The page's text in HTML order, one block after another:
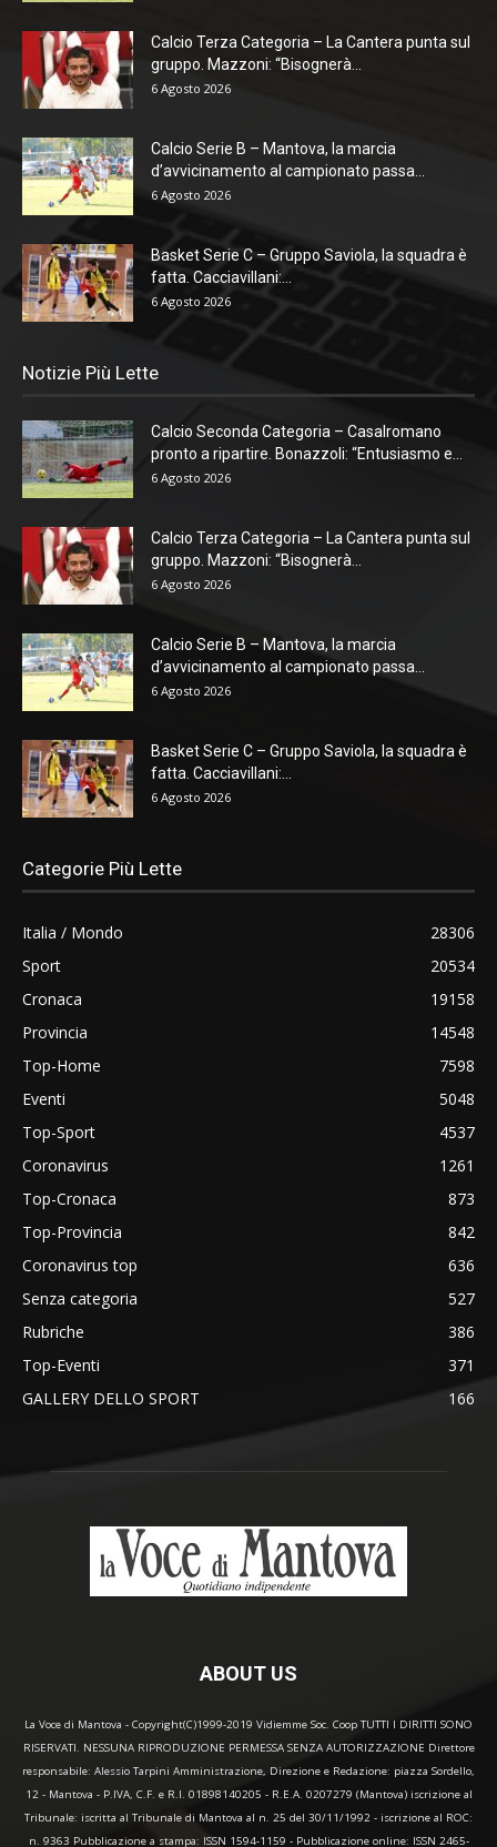
Calcio Terza Categoria – La Cantera punta sul
gruppo. Mazzoni: “Bisognerà...
6 Agosto 2026
Calcio Serie B – Mantova, la marcia
d’avvicinamento al campionato passa...
6 Agosto 2026
Basket Serie C – Gruppo Saviola, la squadra è
fatta. Cacciavillani:...
6 Agosto 2026
Notizie Più Lette
Calcio Seconda Categoria – Casalromano
pronto a ripartire. Bonazzoli: “Entusiasmo e...
6 Agosto 2026
Calcio Terza Categoria – La Cantera punta sul
gruppo. Mazzoni: “Bisognerà...
6 Agosto 2026
Calcio Serie B – Mantova, la marcia
d’avvicinamento al campionato passa...
6 Agosto 2026
Basket Serie C – Gruppo Saviola, la squadra è
fatta. Cacciavillani:...
6 Agosto 2026
Categorie Più Lette
Italia / Mondo
28306
Sport
20534
Cronaca
19158
Provincia
14548
Top-Home
7598
Eventi
5048
Top-Sport
4537
Coronavirus
1261
Top-Cronaca
873
Top-Provincia
842
Coronavirus top
636
Senza categoria
527
Rubriche
386
Top-Eventi
371
GALLERY DELLO SPORT
166
ABOUT US
La Voce di Mantova - Copyright(C)1999-2019 Vidiemme Soc. Coop TUTTI I DIRITTI SONO
RISERVATI. NESSUNA RIPRODUZIONE PERMESSA SENZA AUTORIZZAZIONE Direttore
responsabile: Alessio Tarpini Amministrazione, Direzione e Redazione: piazza Sordello,
12 - Mantova - P.IVA, C.F. e R.I. 01898140205 - R.E.A. 0207279 (Mantova) iscrizione al
Tribunale: iscritta al Tribunale di Mantova al n. 25 del 30/11/1992 - iscrizione al ROC:
n. 9363 Pubblicazione a stampa: ISSN 1594-1159 - Pubblicazione online: ISSN 2465-